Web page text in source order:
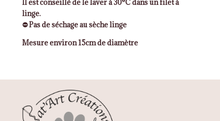
Il est conseillé de le laver à 30°C dans un filet à
linge.
⛔ Pas de séchage au sèche linge
Mesure environ 15cm de diamètre